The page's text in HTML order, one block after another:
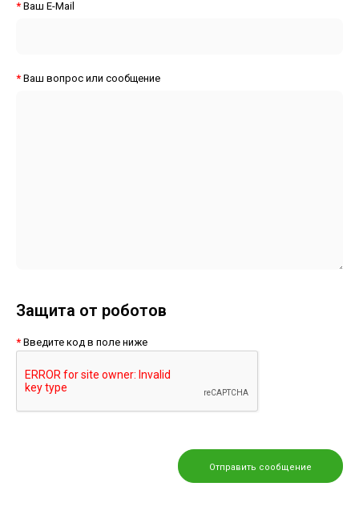
Ваш E-Mail
Ваш вопрос или сообщение
Защита от роботов
Введите код в поле ниже